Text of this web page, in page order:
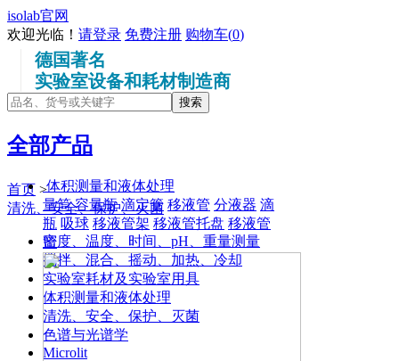
isolab官网
欢迎光临！ 请登录 免费注册 购物车(0)
德国著名
实验室设备和耗材制造商
全部产品
体积测量和液体处理
量筒 容量瓶 滴定管 移液管 分液器 滴
瓶 吸球 移液管架 移液管托盘 移液管
筒
首页 >
清洗、安全、保护、灭菌
密度、温度、时间、pH、重量测量
搅拌、混合、摇动、加热、冷却
实验室耗材及实验室用具
体积测量和液体处理
清洗、安全、保护、灭菌
色谱与光谱学
Microlit